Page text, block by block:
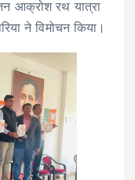
आक्रोश रथ यात्रा
ने विमोचन किया।